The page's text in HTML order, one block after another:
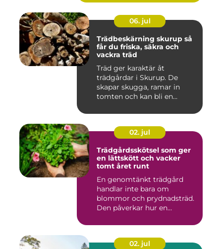
06. jul
Trädbeskärning skurup så
får du friska, säkra och
vackra träd
Träd ger karaktär åt
trädgårdar i Skurup. De
skapar skugga, ramar in
tomten och kan bli en
02. jul
Trädgårdsskötsel som ger
en lättskött och vacker
tomt året runt
En genomtänkt trädgård
handlar inte bara om
blommor och prydnadsträd.
Den påverkar hur en
02. jul